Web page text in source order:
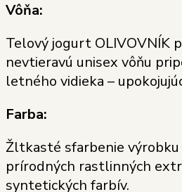
Vôňa:
Telový jogurt OLIVOVNÍK
nevtieravú unisex vôňu
letného vidieka –
Farba:
Žltkasté sfarbenie výrobku
prírodných rastlinných
syntetických farbív.